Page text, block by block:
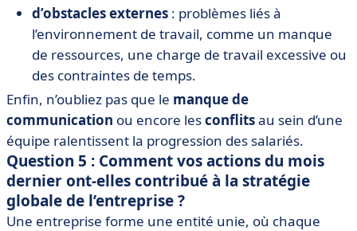
d’obstacles externes : problèmes liés à
l’environnement de travail, comme un manque
de ressources, une charge de travail excessive ou
des contraintes de temps.
Enfin, n’oubliez pas que le manque de
communication ou encore lesconflitsau sein d’une
équipe ralentissent la progression des salariés.
Question 5 : Comment vos actions du mois
dernier ont-elles contribué à la stratégie
globale de l’entreprise ?
Une entreprise forme une entité unie, où chaque